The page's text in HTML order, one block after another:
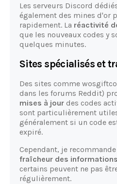
Les serveurs Discord
également des mines d'or
rapidement. La réactivité
que les nouveaux codes y
quelques minutes.
Sites spécialisés et
Des sites comme
dans les forums Reddit)
mises à jour des codes
sont particulièrement
généralement si un code
expiré.
Cependant, je
fraîcheur des informations
certains peuvent ne pas
régulièrement.